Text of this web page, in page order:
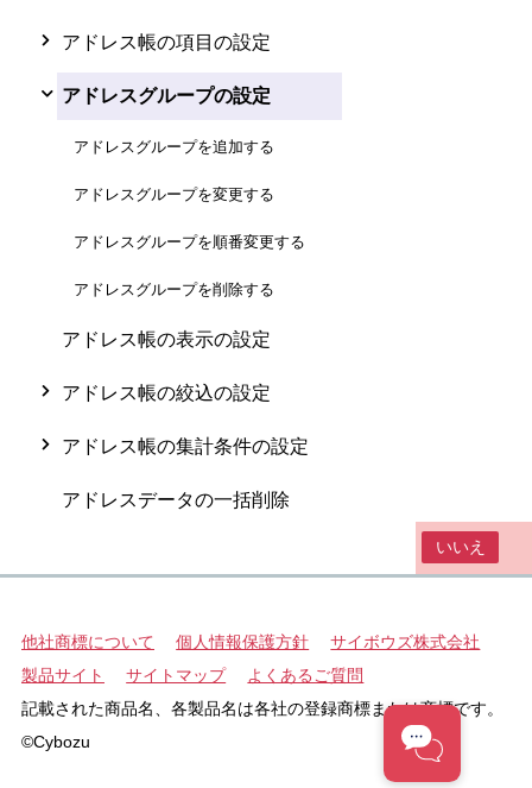
アドレス帳の項目の設定
アドレスグループの設定
アドレスグループを追加する
アドレスグループを変更する
アドレスグループを順番変更する
アドレスグループを削除する
アドレス帳の表示の設定
アドレス帳の絞込の設定
アドレス帳の集計条件の設定
アドレスデータの一括削除
いいえ
他社商標について 個人情報保護方針
サイボウズ株式会社
製品サイト
サイトマップ
よくあるご質問
記載された商品名、各製品名は各社の登録商標または商標です。
©Cybozu